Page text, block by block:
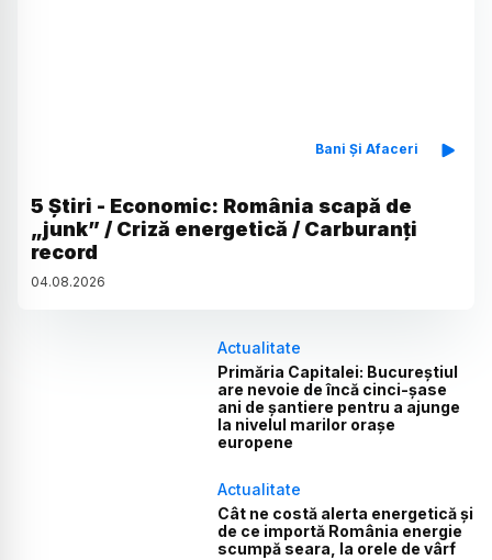
Bani Și Afaceri
5 Știri - Economic: România scapă de
„junk” / Criză energetică / Carburanți
record
04.08.2026
Actualitate
Primăria Capitalei: Bucureștiul
are nevoie de încă cinci-șase
ani de șantiere pentru a ajunge
la nivelul marilor orașe
europene
Actualitate
Cât ne costă alerta energetică și
de ce importă România energie
scumpă seara, la orele de vârf